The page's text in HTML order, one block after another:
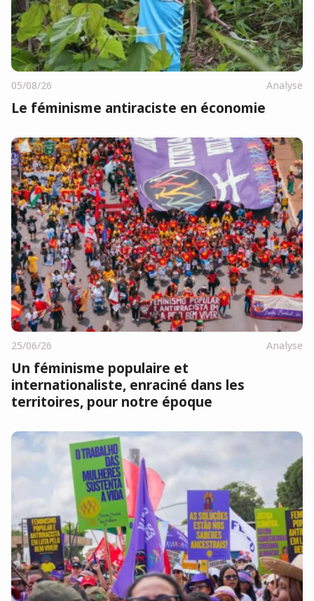
05/08/26 Analyse
Le féminisme antiraciste en économie
25/06/26 Analyse
Un féminisme populaire et
internationaliste, enraciné dans les
territoires, pour notre époque